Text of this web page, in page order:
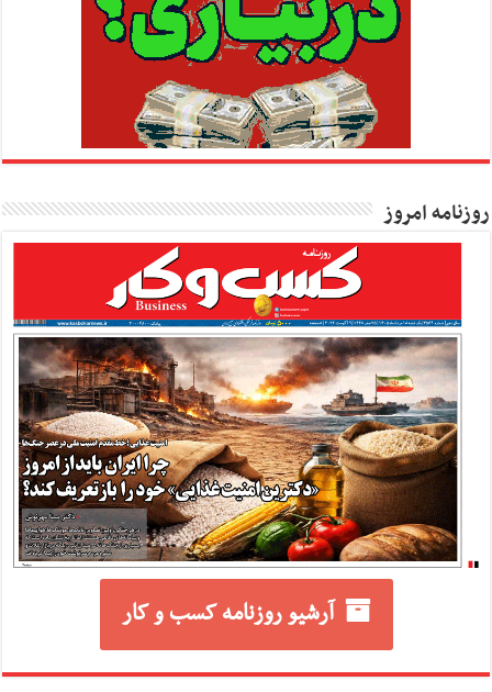
روزنامه امروز
آرشیو روزنامه کسب و کار